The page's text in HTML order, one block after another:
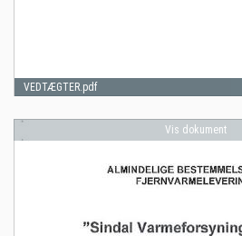
VEDTÆGTER.pdf
Vis dokument